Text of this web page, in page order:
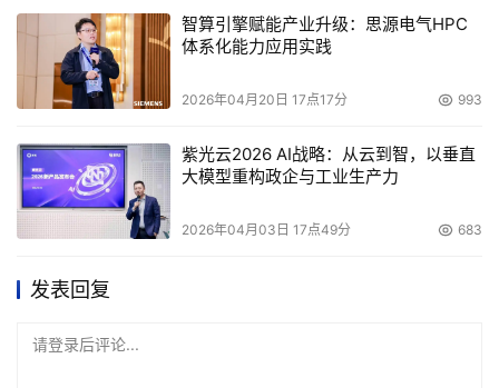
智算引擎赋能产业升级：思源电气HPC
体系化能力应用实践
2026年04月20日 17点17分 993
紫光云2026 AI战略：从云到智，以垂直
大模型重构政企与工业生产力
2026年04月03日 17点49分 683
发表回复
请登录后评论...